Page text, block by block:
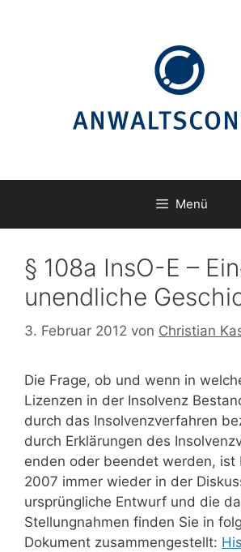
Menü
§ 108a InsO-E –
unendliche
3. Februar 2012 von Christian
Die Frage, ob und wenn in
Lizenzen in der Insolvenz
durch das Insolvenzverfahren
durch Erklärungen des
enden oder beendet werden, ist
2007 immer wieder in der
ursprüngliche Entwurf und die
Stellungnahmen finden Sie in
Dokument zusammengestellt: